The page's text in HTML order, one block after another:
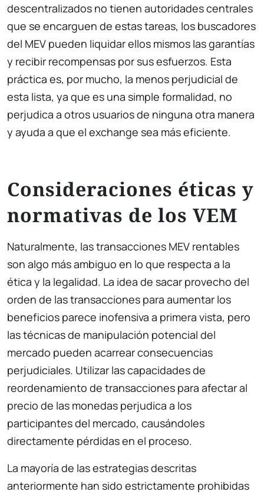
descentralizados no tienen autoridades centrales
que se encarguen de estas tareas, los buscadores
del MEV pueden liquidar ellos mismos las garantías
y recibir recompensas por sus esfuerzos. Esta
práctica es, por mucho, la menos perjudicial de
esta lista, ya que es una simple formalidad, no
perjudica a otros usuarios de ninguna otra manera
y ayuda a que el exchange sea más eficiente.
Consideraciones éticas y
normativas de los VEM
Naturalmente, las transacciones MEV rentables
son algo más ambiguo en lo que respecta a la
ética y la legalidad. La idea de sacar provecho del
orden de las transacciones para aumentar los
beneficios parece inofensiva a primera vista, pero
las técnicas de manipulación potencial del
mercado pueden acarrear consecuencias
perjudiciales. Utilizar las capacidades de
reordenamiento de transacciones para afectar al
precio de las monedas perjudica a los
participantes del mercado, causándoles
directamente pérdidas en el proceso.
La mayoría de las estrategias descritas
anteriormente han sido estrictamente prohibidas